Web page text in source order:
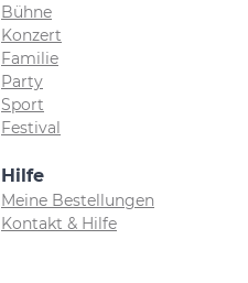
Bühne
Konzert
Familie
Party
Sport
Festival
Hilfe
Meine Bestellungen
Kontakt & Hilfe